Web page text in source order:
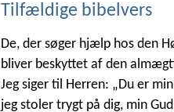
Tilfældige bibelvers
De, der søger hjælp hos den
bliver beskyttet af den
Jeg siger til Herren: „Du er
jeg stoler trygt på dig, min